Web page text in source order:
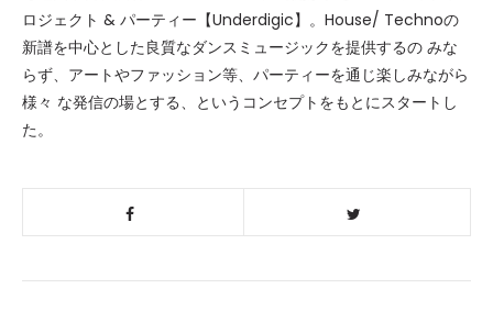
ロジェクト & パーティー【Underdigic】。House/ Technoの
新譜を中心とした良質なダンスミュージックを提供するの みな
らず、アートやファッション等、パーティーを通じ楽しみながら
様々 な発信の場とする、というコンセプトをもとにスタートし
た。